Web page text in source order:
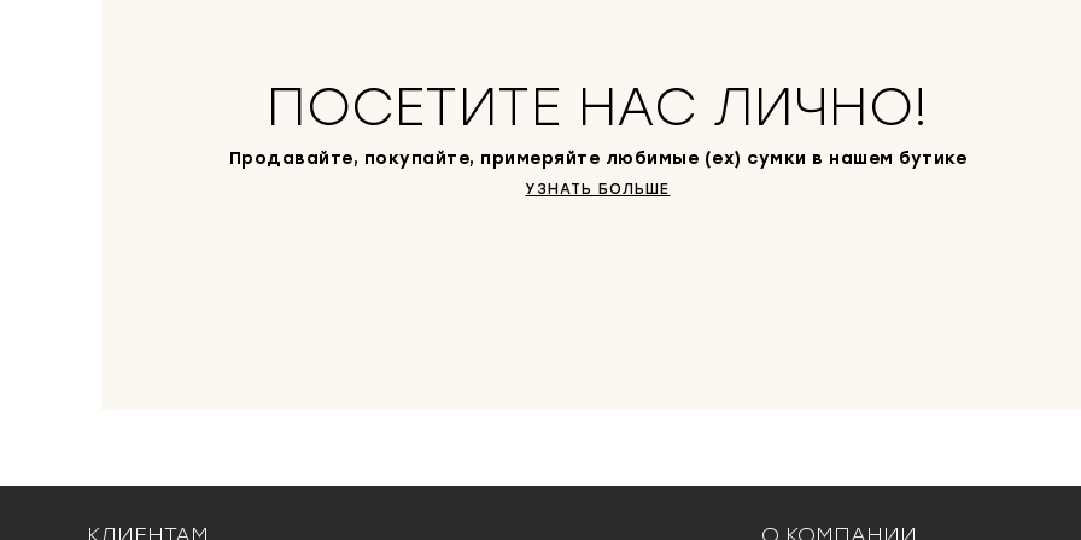
ПОСЕТИТЕ НАС ЛИЧНО!
Продавайте, покупайте, примеряйте любимые (ex) сумки в нашем бутике
УЗНАТЬ БОЛЬШЕ